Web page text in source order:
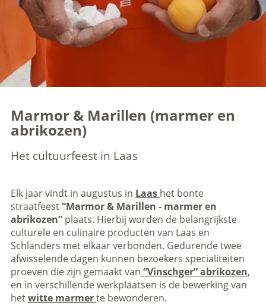
Marmor & Marillen (marmer en
abrikozen)
Het cultuurfeest in Laas
Elk jaar vindt in augustus in Laas het bonte
straatfeest“Marmor & Marillen - marmer en
abrikozen” plaats. Hierbij worden de belangrijkste
culturele en culinaire producten van Laas en
Schlanders met elkaar verbonden. Gedurende twee
afwisselende dagen kunnen bezoekers specialiteiten
proeven die zijn gemaakt van “Vinschger” abrikozen,
en in verschillende werkplaatsen is de bewerking van
hetwitte marmerte bewonderen.